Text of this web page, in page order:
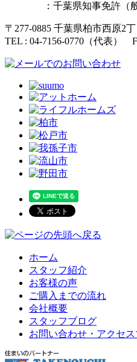
：千葉県知事免許（
〒 277-0885 千葉県柏市西原2
TEL : 04-7156-0770 （代表）
ホーム
スタッフ紹介
お客様の声
ご購入までの流れ
会社概要
スタッフブログ
お問い合わせ・アクセ